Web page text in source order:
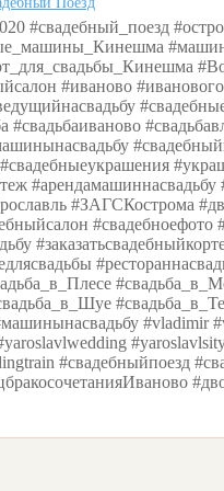
#свадебный_поезд
#иваново
#свадьбаиваново
#ЗАГСКострома
#vladimir
#свадебныйпоезд